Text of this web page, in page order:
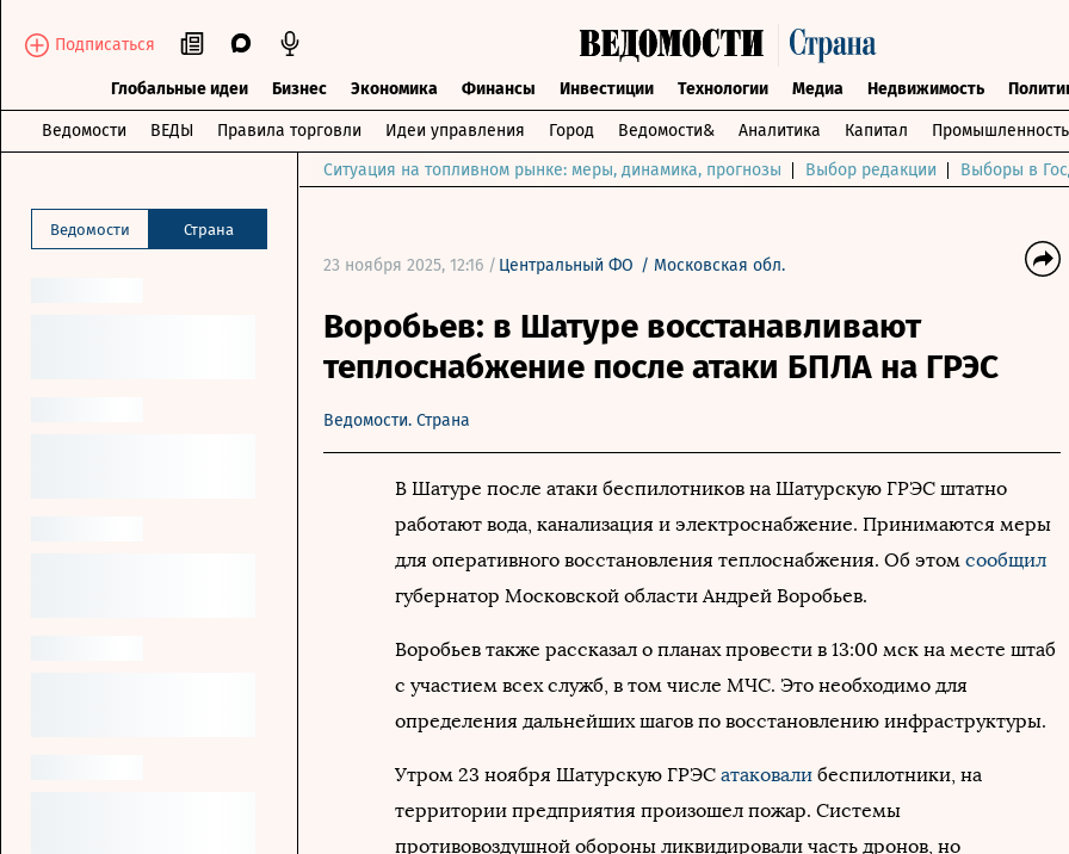
Подписаться
Глобальные идеи Бизнес Экономика Финансы Инвестиции Технологии Медиа Недвижимость
Ведомости ВЕДЫ Правила торговли Идеи управления Город Ведомости& Аналитика Капитал Промышленность
Ведомости Страна
Ситуация на топливном рынке: меры, динамика, прогнозы Выбор редакции Выборы в
23 ноября 2025, 12:16 / Центральный ФО / Московская обл.
Воробьев: в Шатуре восстанавливают
теплоснабжение после атаки БПЛА на ГРЭС
Ведомости. Страна
В Шатуре после атаки беспилотников на Шатурскую ГРЭС штатно
работают вода, канализация и электроснабжение. Принимаются меры
для оперативного восстановления теплоснабжения. Об этом сообщил
губернатор Московской области Андрей Воробьев.
Воробьев также рассказал о планах провести в 13:00 мск на месте штаб
с участием всех служб, в том числе МЧС. Это необходимо для
определения дальнейших шагов по восстановлению инфраструктуры.
Утром 23 ноября Шатурскую ГРЭС атаковали беспилотники, на
территории предприятия произошел пожар. Системы
противовоздушной обороны ликвидировали часть дронов, но